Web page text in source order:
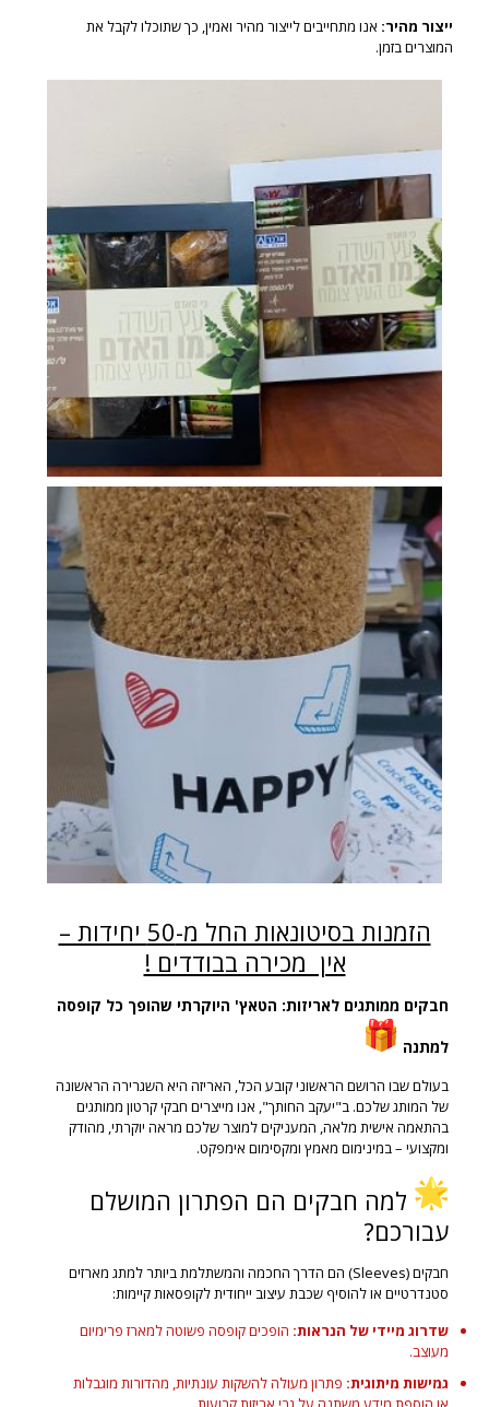
ייצור מהיר: אנו מתחייבים לייצור מהיר ואמין, כך שתוכלו לקבל את
המוצרים בזמן.
הזמנות בסיטונאות החל מ-50 יחידות –
אין מכירה בבודדים !
חבקים ממותגים לאריזות: הטאץ' היוקרתי שהופך כל קופסה
למתנה
בעולם שבו הרושם הראשוני קובע הכל, האריזה היא השגרירה הראשונה
של המותג שלכם. ב"יעקב החותך", אנו מייצרים חבקי קרטון ממותגים
בהתאמה אישית מלאה, המעניקים למוצר שלכם מראה יוקרתי, מהודק
ומקצועי – במינימום מאמץ ומקסימום אימפקט.
למה חבקים הם הפתרון המושלם
עבורכם?
חבקים (Sleeves) הם הדרך החכמה והמשתלמת ביותר למתג מארזים
סטנדרטיים או להוסיף שכבת עיצוב ייחודית לקופסאות קיימות:
שדרוג מיידי של הנראות: הופכים קופסה פשוטה למארז פרימיום
מעוצב.
גמישות מיתוגית: פתרון מעולה להשקות עונתיות, מהדורות מוגבלות